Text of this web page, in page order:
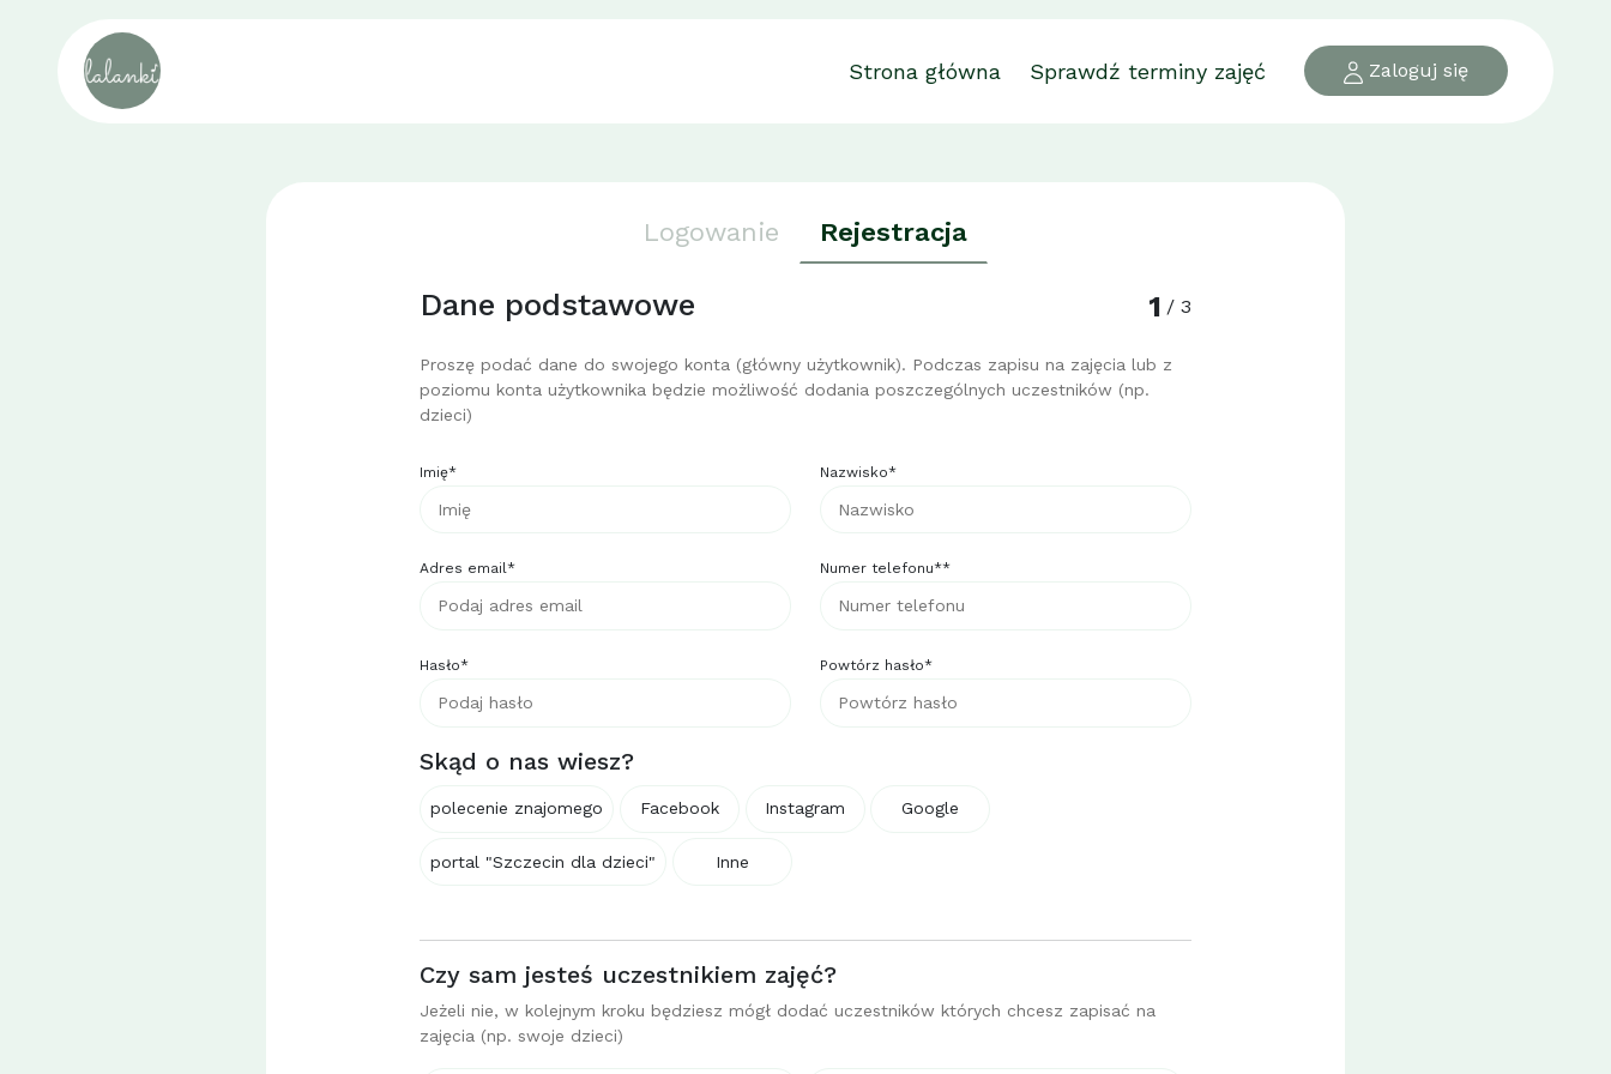
Strona główna Sprawdź terminy zajęć Zaloguj się
Logowanie Rejestracja
Dane podstawowe 1 / 3
Proszę podać dane do swojego konta (główny użytkownik). Podczas zapisu na zajęcia lub z
poziomu konta użytkownika będzie możliwość dodania poszczególnych uczestników (np.
dzieci)
Imię* Nazwisko*
Adres email* Numer telefonu**
Hasło* Powtórz hasło*
Skąd o nas wiesz?
polecenie znajomego Facebook Instagram Google
portal "Szczecin dla dzieci" Inne
Czy sam jesteś uczestnikiem zajęć?
Jeżeli nie, w kolejnym kroku będziesz mógł dodać uczestników których chcesz zapisać na
zajęcia (np. swoje dzieci)